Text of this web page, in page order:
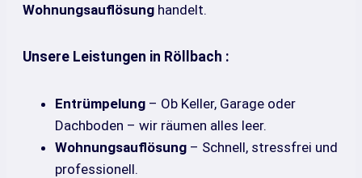
Wohnungsauflösung handelt.
Unsere Leistungen in Röllbach :
Entrümpelung – Ob Keller, Garage oder
Dachboden – wir räumen alles leer.
Wohnungsauflösung – Schnell, stressfrei und
professionell.